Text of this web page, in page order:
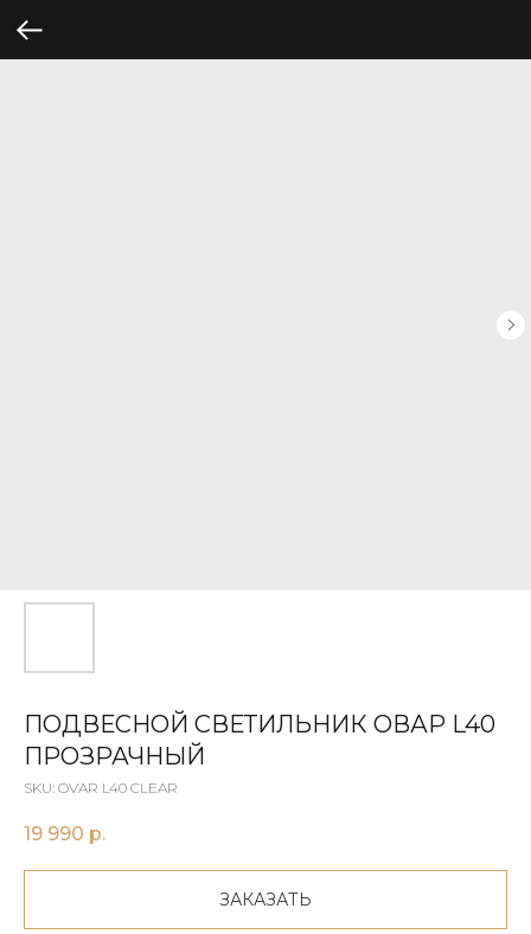
ПОДВЕСНОЙ СВЕТИЛЬНИК OВАР L40
ПРОЗРАЧНЫЙ
SKU: OVAR L40 CLEAR
19 990 р.
ЗАКАЗАТЬ